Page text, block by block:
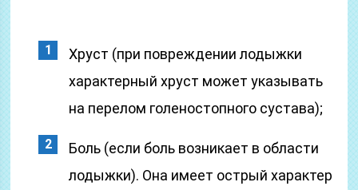
Хруст (при повреждении лодыжки
характерный хруст может указывать
на перелом голеностопного сустава);
Боль (если боль возникает в области
лодыжки). Она имеет острый характер